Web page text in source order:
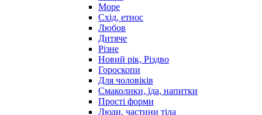
Море
Схід, етнос
Любов
Дитяче
Різне
Новий рік, Різдво
Гороскопи
Для чоловіків
Смаколики, їда, напитки
Прості форми
Люди, частини тіла